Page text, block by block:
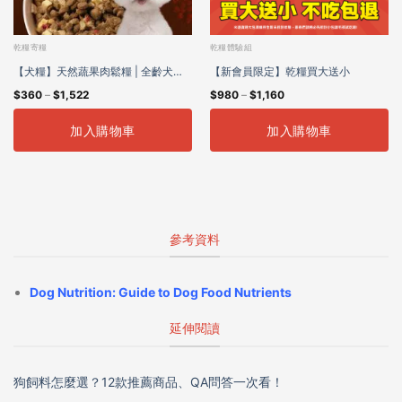
乾糧寄糧
【犬糧】天然蔬果肉鬆糧 | 全齡犬適
用
$360– $1,522
加入購物車
乾糧體驗組
【新會員限定】乾糧買大送小
$980– $1,160
加入購物車
參考資料
Dog Nutrition: Guide to Dog Food Nutrients
延伸閱讀
狗飼料怎麼選？12款推薦商品、QA問答一次看！